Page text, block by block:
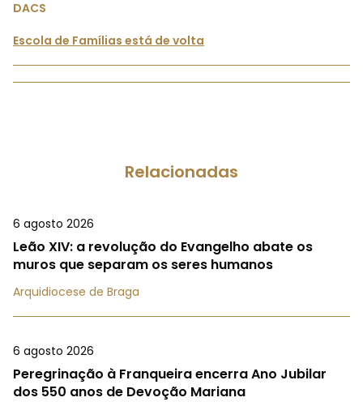
DACS
Escola de Famílias está de volta
Relacionadas
6 agosto 2026
Leão XIV: a revolução do Evangelho abate os
muros que separam os seres humanos
Arquidiocese de Braga
6 agosto 2026
Peregrinação à Franqueira encerra Ano Jubilar
dos 550 anos de Devoção Mariana